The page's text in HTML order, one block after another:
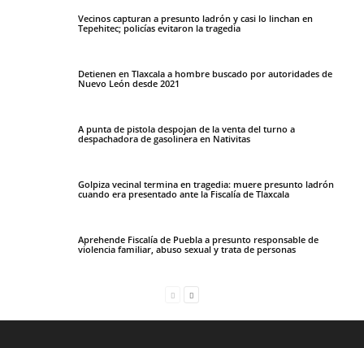
Vecinos capturan a presunto ladrón y casi lo linchan en
Tepehitec; policías evitaron la tragedia
Detienen en Tlaxcala a hombre buscado por autoridades de
Nuevo León desde 2021
A punta de pistola despojan de la venta del turno a
despachadora de gasolinera en Nativitas
Golpiza vecinal termina en tragedia: muere presunto ladrón
cuando era presentado ante la Fiscalía de Tlaxcala
Aprehende Fiscalía de Puebla a presunto responsable de
violencia familiar, abuso sexual y trata de personas